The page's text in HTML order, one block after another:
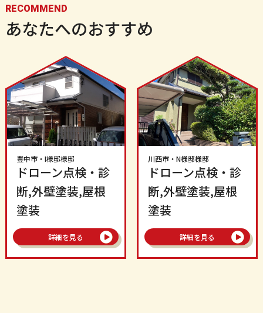
RECOMMEND
あなたへのおすすめ
豊中市・ I様邸様邸
ドローン点検・診
断,外壁塗装,屋根
塗装
詳細を見る
川西市・ N様邸様邸
ドローン点検・診
断,外壁塗装,屋根
塗装
詳細を見る